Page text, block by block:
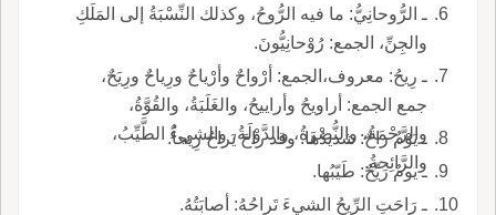
ـ الرُّوحانِيُّ: ما فيه الرُّوحُ، وكذلك النِّسْبَةُ إلى المَلَكِ
والجِنِّ، الجمع: رُوْحانِيُّونَ.
ـ رِيحُ: معروف،الجمع: أرْواحٌ وأرْياحٌ ورِياحٌ ورِيَحٌ،
جمع الجمع: أراويحُ وأراييحُ، والغَلَبَةُ، والقُوَّةُ،
والرَّحْمَةُ، والنُّصْرَةُ، والدَّوْلَةُ، والشيءُ الطَّيِّبُ،
والرَّائِحةُ.
ـ يَوْمٌ راحٌ: شديدُها. وقد راحَ يَراحُ رِيحاً.
ـ يومٌ رَيِّحٌ: طَيّبُها.
ـ رَاحَتِ الرِّيحُ الشيءَ تَراحُهُ: أصابَتُهُ.